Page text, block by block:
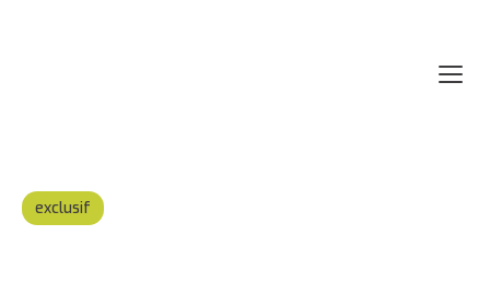
exclusif